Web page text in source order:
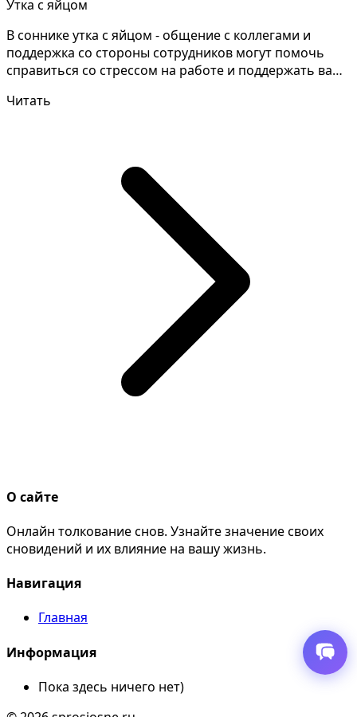
Утка с яйцом
В соннике утка с яйцом - общение с коллегами и
поддержка со стороны сотрудников могут помочь
справиться со стрессом на работе и поддержать вашу
Читать
О сайте
Онлайн толкование снов. Узнайте значение своих
сновидений и их влияние на вашу жизнь.
Навигация
Главная
Информация
Пока здесь ничего нет)